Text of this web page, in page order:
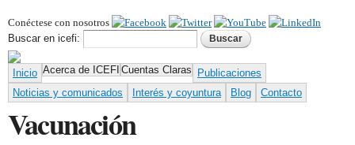
contenido
Conéctese con nosotros
Formulario de búsqueda
Buscar en icefi:
Inicio Acerca de ICEFI Cuentas Claras
Publicaciones
Noticias y comunicados
Interés y coyuntura Blog Contacto
Vacunación